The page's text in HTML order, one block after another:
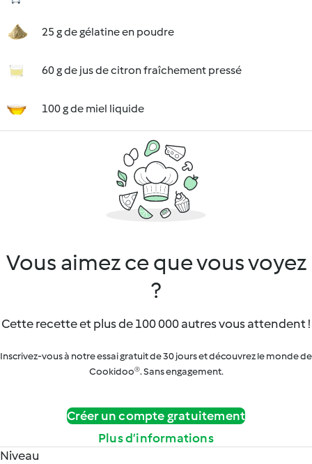
25 g de gélatine en poudre
60 g de jus de citron fraîchement pressé
100 g de miel liquide
Vous aimez ce que vous voyez
?
Cette recette et plus de 100 000 autres vous attendent !
Inscrivez-vous à notre essai gratuit de 30 jours et découvrez le monde de
Cookidoo®. Sans engagement.
Créer un compte gratuitement
Plus d’informations
Niveau